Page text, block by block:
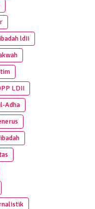
ldii
LDII
Adha
ibadah